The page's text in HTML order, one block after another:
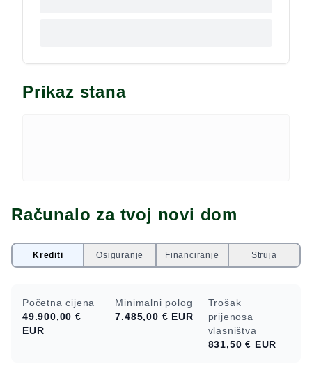
Prikaz stana
Računalo za tvoj novi dom
Krediti Osiguranje Financiranje Struja
Početna cijena
49.900,00 €
EUR
Minimalni polog
7.485,00 € EUR
Trošak
prijenosa
vlasništva
831,50 € EUR